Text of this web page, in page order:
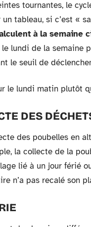
tournantes, le
tableau, si c’est «
à la semaine
lundi de la semaine
le seuil de
le lundi matin plutôt
DES
des poubelles en
la collecte de la
lié à un jour férié
n’a pas recalé son